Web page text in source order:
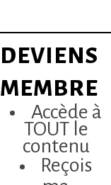
DEVIENS
MEMBRE
Accède à
TOUT le
contenu
Reçois